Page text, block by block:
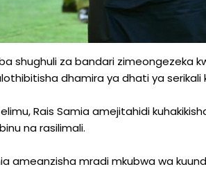
shughuli za bandari zimeongezeka
dhamira ya dhati ya
Rais Samia amejitahidi
na rasilimali.
ameanzisha mradi mkubwa wa